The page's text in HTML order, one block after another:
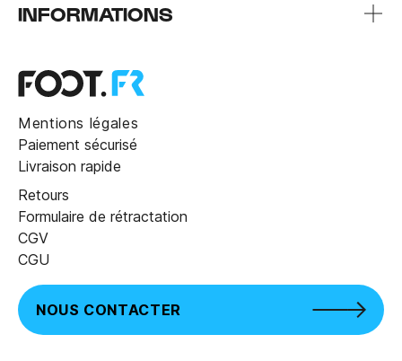
INFORMATIONS
Mentions légales
Paiement sécurisé
Livraison rapide
Retours
Formulaire de rétractation
CGV
CGU
NOUS CONTACTER